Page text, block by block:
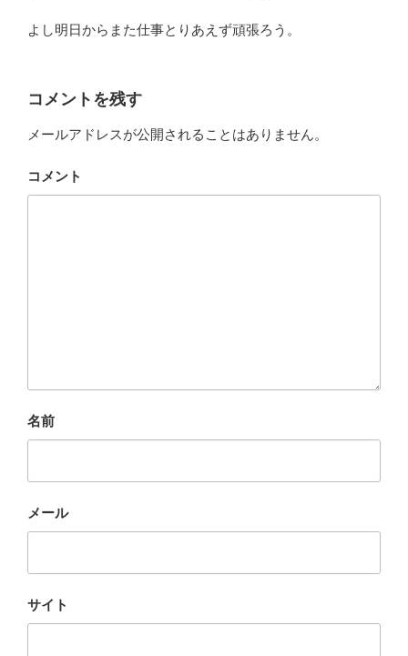
よし明日からまた仕事とりあえず頑張ろう。
コメントを残す
メールアドレスが公開されることはありません。
コメント
名前
メール
サイト